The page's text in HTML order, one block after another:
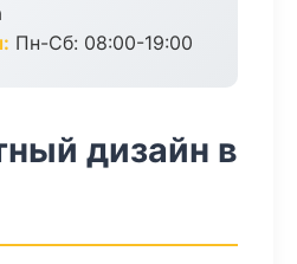
Пн-Сб: 08:00-19:00
дизайн в